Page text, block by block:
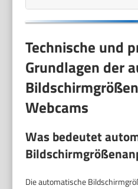
Technische und
Grundlagen der
Webcams
Was bedeutet
Die automatische